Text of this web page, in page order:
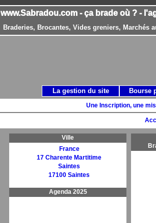
www.Sabradou.com - ça brade où ? -
Braderies, Brocantes, Vides greniers, Marchés
Une Inscription, une
Ville
France
17 Charente Martitime
Saintes
17100 Saintes
Agenda 2025
La gestion du site Bourse